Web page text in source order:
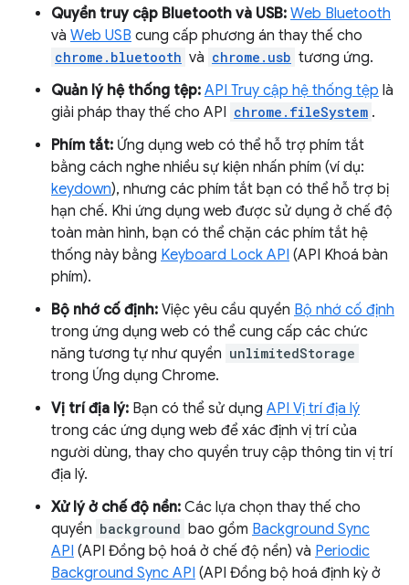
Quyền truy cập Bluetooth và USB: Web Bluetooth
và Web USB cung cấp phương án thay thế cho
chrome.bluetooth và chrome.usb tương ứng.
Quản lý hệ thống tệp: API Truy cập hệ thống tệp là
giải pháp thay thế cho API chrome.fileSystem .
Phím tắt: Ứng dụng web có thể hỗ trợ phím tắt
bằng cách nghe nhiều sự kiện nhấn phím (ví dụ:
keydown), nhưng các phím tắt bạn có thể hỗ trợ bị
hạn chế. Khi ứng dụng web được sử dụng ở chế độ
toàn màn hình, bạn có thể chặn các phím tắt hệ
thống này bằng Keyboard Lock API (API Khoá bàn
phím).
Bộ nhớ cố định: Việc yêu cầu quyền Bộ nhớ cố định
trong ứng dụng web có thể cung cấp các chức
năng tương tự như quyền unlimitedStorage
trong Ứng dụng Chrome.
Vị trí địa lý: Bạn có thể sử dụng API Vị trí địa lý
trong các ứng dụng web để xác định vị trí của
người dùng, thay cho quyền truy cập thông tin vị trí
địa lý.
Xử lý ở chế độ nền: Các lựa chọn thay thế cho
quyền background bao gồm Background Sync
API (API Đồng bộ hoá ở chế độ nền) và Periodic
Background Sync API (API Đồng bộ hoá định kỳ ở